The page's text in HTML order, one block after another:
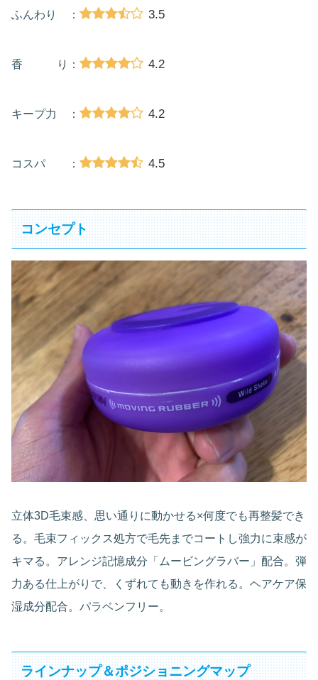
ふんわり ： 3.5
香 り： 4.2
キープ力 ： 4.2
コスパ ： 4.5
コンセプト
立体3D毛束感、思い通りに動かせる×何度でも再整髪でき
る。毛束フィックス処方で毛先までコートし強力に束感が
キマる。アレンジ記憶成分「ムービングラバー」配合。弾
力ある仕上がりで、くずれても動きを作れる。ヘアケア保
湿成分配合。パラベンフリー。
ラインナップ＆ポジショニングマップ